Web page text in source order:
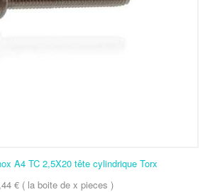
A4 TC 2,5X20 tête cylindrique Torx
€ ( la boite de x pieces )